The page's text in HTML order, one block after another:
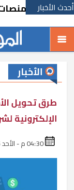
أحدث الأخبار
الأخبار
طرق تحويل
الإلكترونية